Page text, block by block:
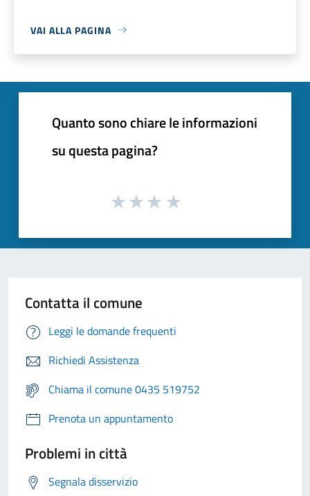
VAI ALLA PAGINA
Quanto sono chiare le informazioni
su questa pagina?
Contatta il comune
Leggi le domande frequenti
Richiedi Assistenza
Chiama il comune 0435 519752
Prenota un appuntamento
Problemi in città
Segnala disservizio